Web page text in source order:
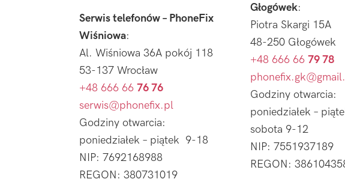
Serwis telefonów – PhoneFix
Wiśniowa:
Al. Wiśniowa 36A pokój 118
53-137 Wrocław
+48 666 66 76 76
serwis@phonefix.pl
Godziny otwarcia:
poniedziałek – piątek 9-18
NIP: 7692168988
REGON: 380731019
Głogówek:
Piotra Skargi 15A
48-250 Głogówek
+48 666 66 79 78
Godziny otwarcia:
poniedziałek –
sobota 9-12
NIP: 7551937189
REGON: